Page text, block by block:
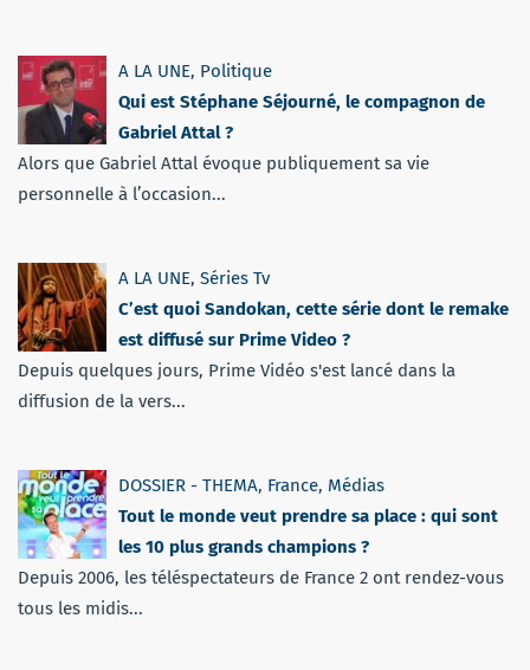
A LA UNE, Politique
Qui est Stéphane Séjourné, le compagnon de
Gabriel Attal ?
Alors que Gabriel Attal évoque publiquement sa vie
personnelle à l’occasion...
A LA UNE, Séries Tv
C’est quoi Sandokan, cette série dont le remake
est diffusé sur Prime Video ?
Depuis quelques jours, Prime Vidéo s'est lancé dans la
diffusion de la vers...
DOSSIER - THEMA, France, Médias
Tout le monde veut prendre sa place : qui sont
les 10 plus grands champions ?
Depuis 2006, les téléspectateurs de France 2 ont rendez-vous
tous les midis...